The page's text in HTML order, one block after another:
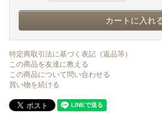
特定商取引法に基づく表記（返品等）
この商品を友達に教える
この商品について問い合わせる
買い物を続ける